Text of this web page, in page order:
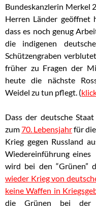
Bundeskanzlerin Merkel
Herren Länder geöffnet
dass es noch genug
die indigenen
Schützengraben
früher zu Fragen der
heute die nächste
Weidel zu tun pflegt. (
Dass der deutsche
zum70. Lebensjahrfür
Krieg gegen Russland
Wiedereinführung eines
wird bei den “Grünen”
wieder Krieg von
keine Waffen in
die Grünen bei der